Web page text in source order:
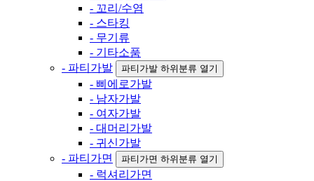
- 꼬리/수염
- 스타킹
- 무기류
- 기타소품
- 파티가발
파티가발 하위분류 열기
- 삐에로가발
- 남자가발
- 여자가발
- 대머리가발
- 귀신가발
- 파티가면
파티가면 하위분류 열기
- 럭셔리가면